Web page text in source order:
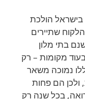
בישראל הולכת
שתיירים
בתי מלון
מקומות – רק
נמוכה משאר
ולכן הם פחות
בכל שנה רק